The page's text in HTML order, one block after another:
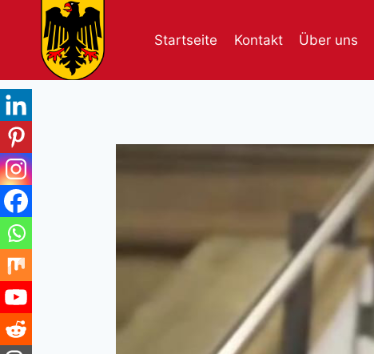
content
Startseite Kontakt Über uns